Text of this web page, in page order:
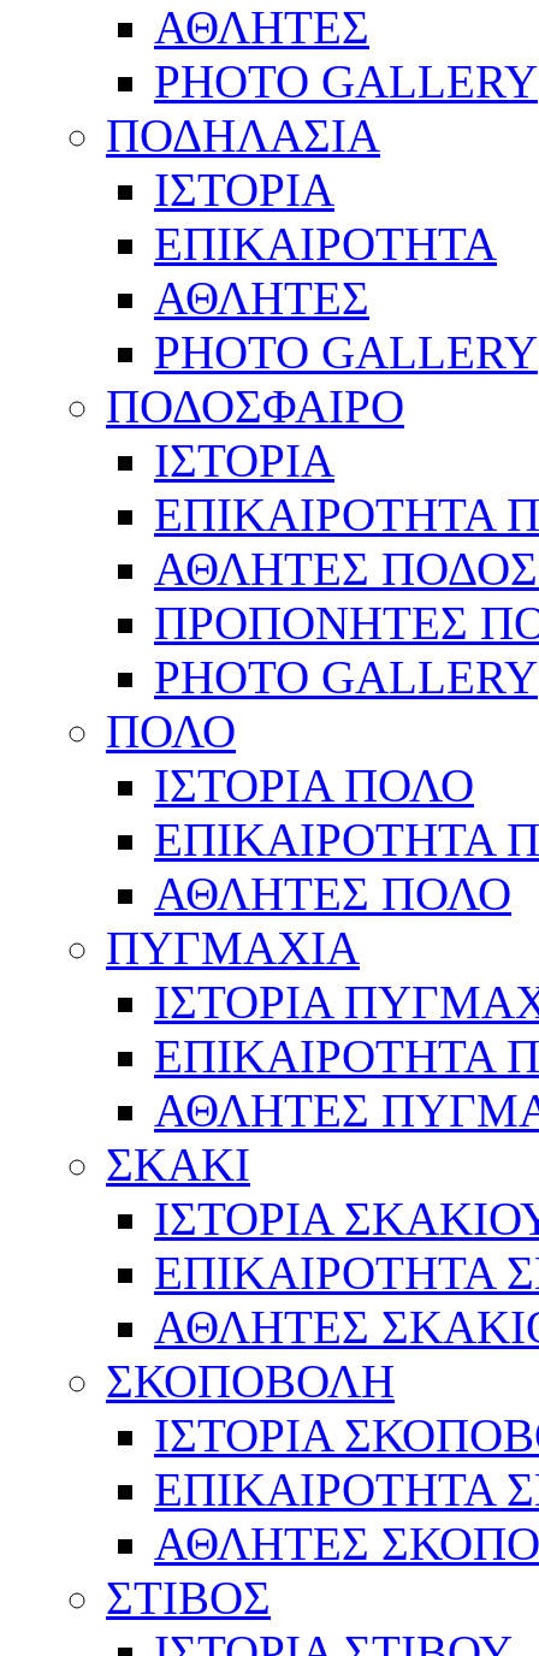
ΑΘΛΗΤΕΣ
PHOTO GALLERY
ΠΟΔΗΛΑΣΙΑ
ΙΣΤΟΡΙΑ
ΕΠΙΚΑΙΡΟΤΗΤΑ
ΑΘΛΗΤΕΣ
PHOTO GALLERY
ΠΟΔΟΣΦΑΙΡΟ
ΙΣΤΟΡΙΑ
ΕΠΙΚΑΙΡΟΤΗΤΑ
ΑΘΛΗΤΕΣ
ΠΡΟΠΟΝΗΤΕΣ
PHOTO GALLERY
ΠΟΛΟ
ΙΣΤΟΡΙΑ ΠΟΛΟ
ΕΠΙΚΑΙΡΟΤΗΤΑ
ΑΘΛΗΤΕΣ ΠΟΛΟ
ΠΥΓΜΑΧΙΑ
ΙΣΤΟΡΙΑ
ΕΠΙΚΑΙΡΟΤΗΤΑ
ΑΘΛΗΤΕΣ
ΣΚΑΚΙ
ΙΣΤΟΡΙΑ
ΕΠΙΚΑΙΡΟΤΗΤΑ
ΑΘΛΗΤΕΣ
ΣΚΟΠΟΒΟΛΗ
ΙΣΤΟΡΙΑ
ΕΠΙΚΑΙΡΟΤΗΤΑ
ΑΘΛΗΤΕΣ
ΣΤΙΒΟΣ